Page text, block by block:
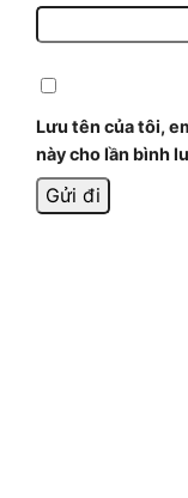
Lưu tên của tôi,
này cho lần bình